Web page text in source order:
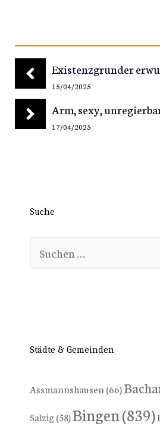
Existenzgründer
15/04/2025
Arm, sexy,
17/04/2025
Suche
Suchen
nach:
Städte & Gemeinden
Assmannshausen (66)
Salzig(58)Bingen(839)